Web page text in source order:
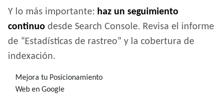
Y lo más importante: haz un seguimiento
continuo desde Search Console. Revisa el informe
de “Estadísticas de rastreo” y la cobertura de
indexación.
Mejora tu Posicionamiento
Web en Google